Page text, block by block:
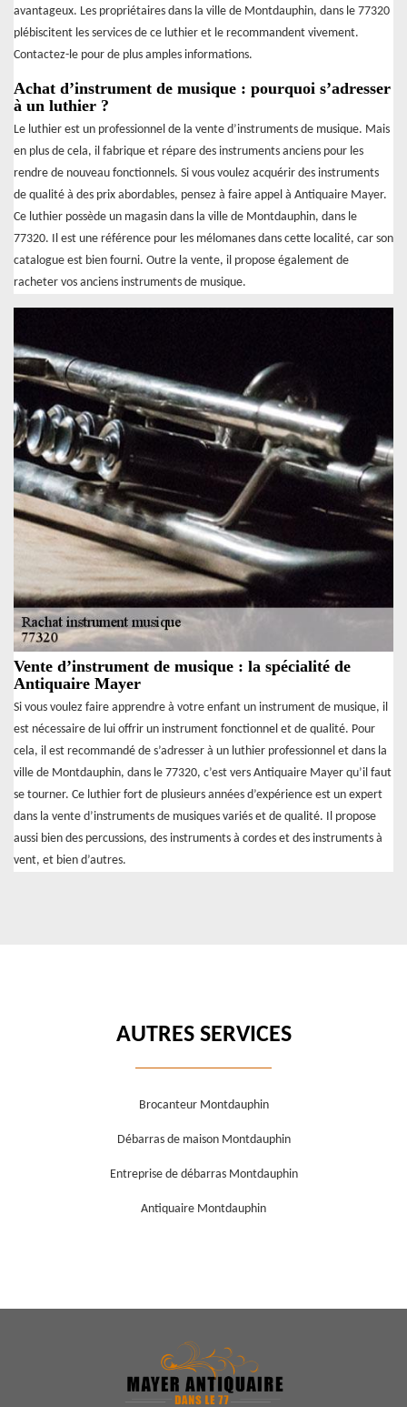
avantageux. Les propriétaires dans la ville de Montdauphin, dans le 77320
plébiscitent les services de ce luthier et le recommandent vivement.
Contactez-le pour de plus amples informations.
Achat d’instrument de musique : pourquoi s’adresser
à un luthier ?
Le luthier est un professionnel de la vente d’instruments de musique. Mais
en plus de cela, il fabrique et répare des instruments anciens pour les
rendre de nouveau fonctionnels. Si vous voulez acquérir des instruments
de qualité à des prix abordables, pensez à faire appel à Antiquaire Mayer.
Ce luthier possède un magasin dans la ville de Montdauphin, dans le
77320. Il est une référence pour les mélomanes dans cette localité, car son
catalogue est bien fourni. Outre la vente, il propose également de
racheter vos anciens instruments de musique.
Vente d’instrument de musique : la spécialité de
Antiquaire Mayer
Si vous voulez faire apprendre à votre enfant un instrument de musique, il
est nécessaire de lui offrir un instrument fonctionnel et de qualité. Pour
cela, il est recommandé de s’adresser à un luthier professionnel et dans la
ville de Montdauphin, dans le 77320, c’est vers Antiquaire Mayer qu’il faut
se tourner. Ce luthier fort de plusieurs années d’expérience est un expert
dans la vente d’instruments de musiques variés et de qualité. Il propose
aussi bien des percussions, des instruments à cordes et des instruments à
vent, et bien d’autres.
AUTRES SERVICES
Brocanteur Montdauphin
Débarras de maison Montdauphin
Entreprise de débarras Montdauphin
Antiquaire Montdauphin